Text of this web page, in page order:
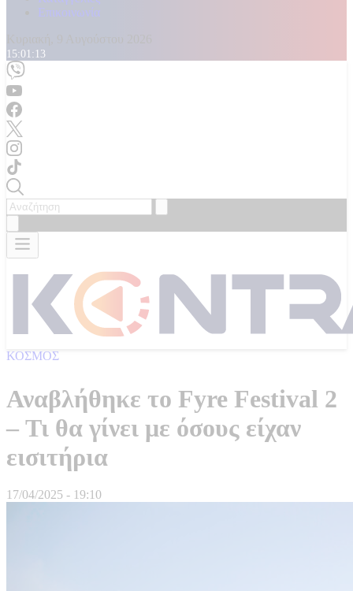
Επικοινωνία
15:01:15
ΚΟΣΜΟΣ
Αναβλήθηκε το Fyre Festival 2
– Τι θα γίνει με όσους είχαν
εισιτήρια
17/04/2025 - 19:10